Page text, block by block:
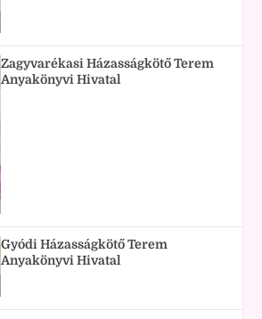
Zagyvarékasi Házasságkötő Terem
Anyakönyvi Hivatal
Gyódi Házasságkötő Terem
Anyakönyvi Hivatal